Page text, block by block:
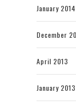
January 2014
December
April 2013
January 2013